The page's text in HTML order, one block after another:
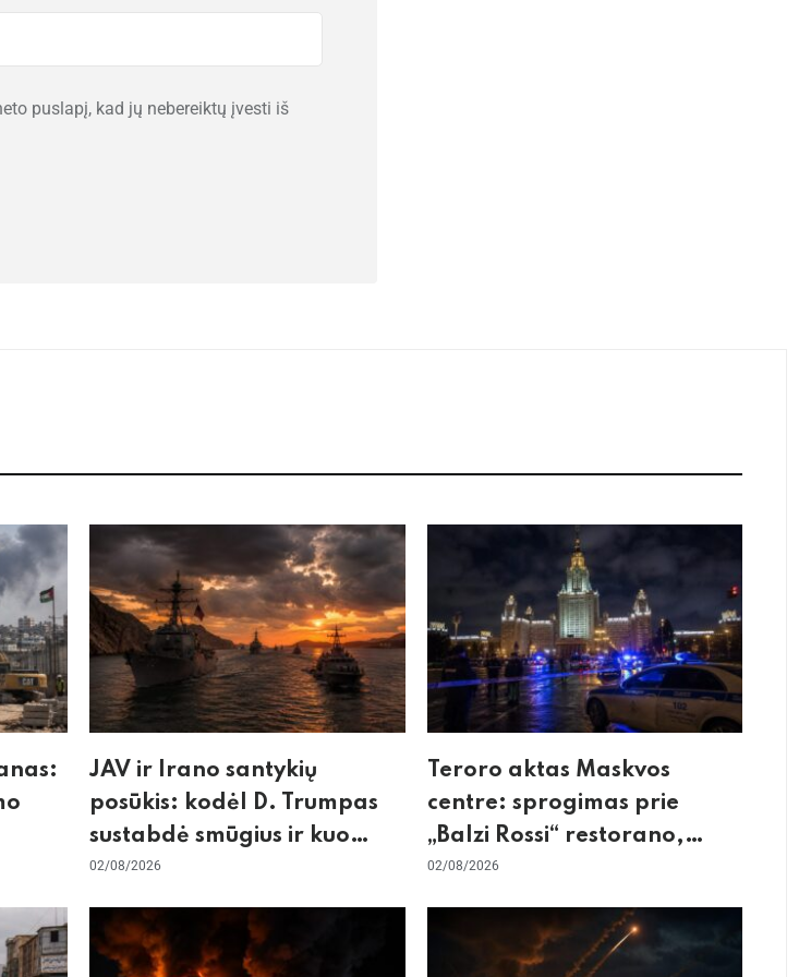
puslapį, kad jų nebereiktų įvesti iš
JAV ir Irano santykių
posūkis: kodėl D. Trumpas
sustabdė smūgius ir kuo
rizikuoja pasaulio
02/08/2026
Teroro aktas Maskvos
centre: sprogimas prie
„Balzi Rossi“ restorano,
mirtininkės apgulė ir tikrieji
02/08/2026